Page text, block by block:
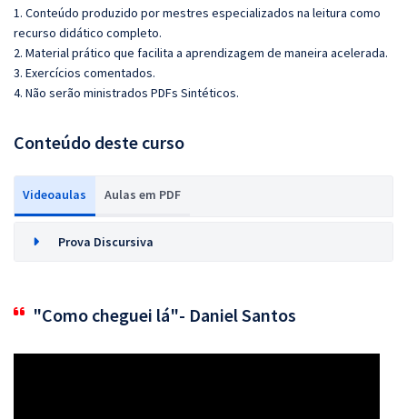
1. Conteúdo produzido por mestres especializados na leitura como
recurso didático completo.
2. Material prático que facilita a aprendizagem de maneira acelerada.
3. Exercícios comentados.
4. Não serão ministrados PDFs Sintéticos.
Conteúdo deste curso
Videoaulas Aulas em PDF
Prova Discursiva
"Como cheguei lá"- Daniel Santos